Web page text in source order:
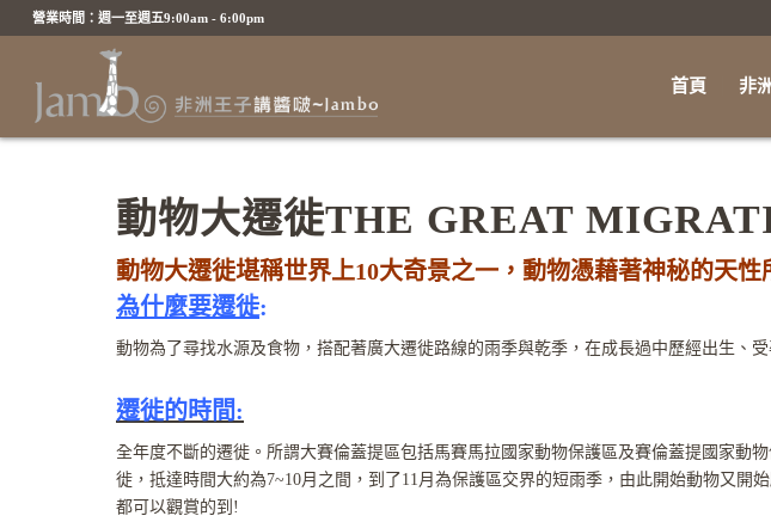
營業時間：週一至週五9:00am - 6:00pm
首頁 非
動物大遷徙THE GREAT
動物大遷徙堪稱世界上10大奇景之一，動物憑藉著神秘的天
為什麼要遷徙:
動物為了尋找水源及食物，搭配著廣大遷徙路線的雨季與乾季，在成長過中歷經出生、
遷徙的時間:
全年度不斷的遷徙。所謂大賽倫蓋提區包括馬賽馬拉國家動物保護區及賽倫蓋提國家動
徙，抵達時間大約為7~10月之間，到了11月為保護區交界的短雨季，由此開始動物又
都可以觀賞的到!